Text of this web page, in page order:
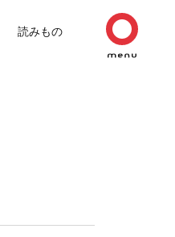
読みもの